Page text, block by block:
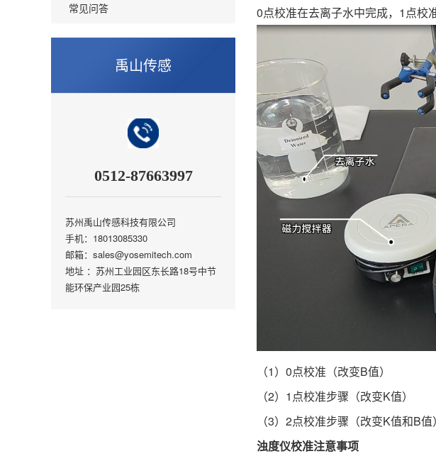
常见问答
禹山传感
0512-87663997
苏州禹山传感科技有限公司
手机：18013085330
邮箱：sales@yosemitech.com
地址 ：苏州工业园区东长路18号中节
能环保产业园25栋
0点校准在去离子水中完成，1点校
（1）0点校准（改变B值）
（2）1点校准步骤（改变K值）
（3）2点校准步骤（改变K值和B值）
浊度仪校准注意事项